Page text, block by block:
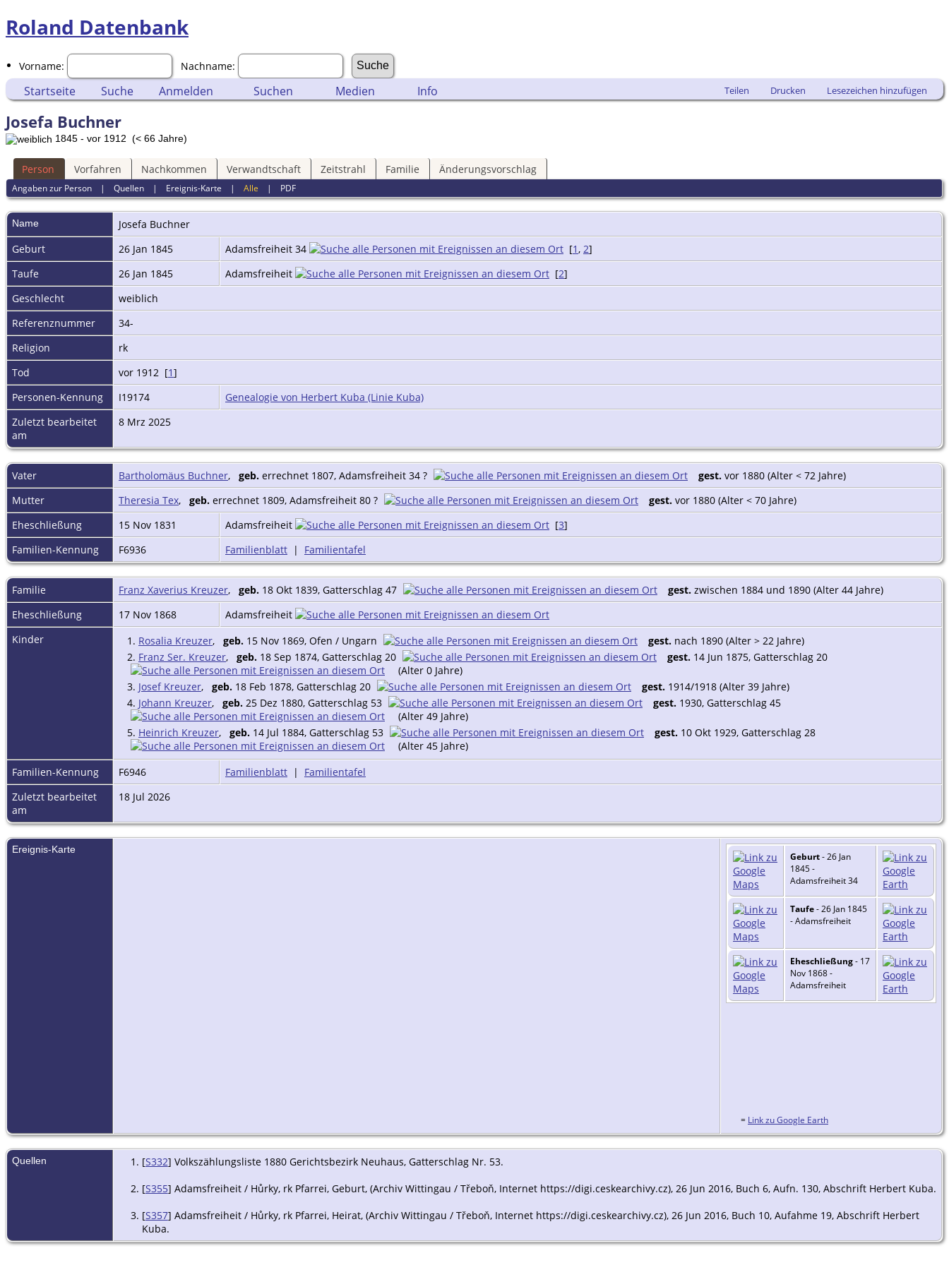
Roland Datenbank
Vorname: Nachname:
Startseite Suche Anmelden Suchen Medien Info Teilen Drucken Lesezeichen hinzufügen
Josefa Buchner
1845 - vor 1912 (< 66 Jahre)
Person Vorfahren Nachkommen Verwandtschaft Zeitstrahl Familie Änderungsvorschlag
Angaben zur Person |Quellen | Ereignis-Karte |Alle | PDF
Name Josefa Buchner
Geburt
26 Jan 1845 Adamsfreiheit 34 [1, 2]
Taufe
26 Jan 1845 Adamsfreiheit [2]
Geschlecht
weiblich
Referenznummer
34-
Religion
rk
Tod
vor 1912 [1]
Personen-Kennung
I19174
Genealogie von Herbert Kuba (Linie Kuba)
Zuletzt bearbeitet
am
8 Mrz 2025
Vater Bartholomäus Buchner, geb. errechnet 1807, Adamsfreiheit 34 ? gest. vor 1880 (Alter < 72 Jahre)
Mutter
Theresia Tex, geb. errechnet 1809, Adamsfreiheit 80 ? gest. vor 1880 (Alter < 70 Jahre)
Eheschließung
15 Nov 1831 Adamsfreiheit [3]
Familien-Kennung
F6936 Familienblatt | Familientafel
Familie Franz Xaverius Kreuzer, geb. 18 Okt 1839, Gatterschlag 47 gest. zwischen 1884 und 1890 (Alter 44 Jahre)
Eheschließung
17 Nov 1868
Adamsfreiheit
Kinder
1. Rosalia Kreuzer, geb. 15 Nov 1869, Ofen / Ungarn gest. nach 1890 (Alter > 22 Jahre)
2. Franz Ser. Kreuzer, geb. 18 Sep 1874, Gatterschlag 20 gest. 14 Jun 1875, Gatterschlag 20
(Alter 0 Jahre)
3. Josef Kreuzer, geb. 18 Feb 1878, Gatterschlag 20 gest. 1914/1918 (Alter 39 Jahre)
4. Johann Kreuzer, geb. 25 Dez 1880, Gatterschlag 53 gest. 1930, Gatterschlag 45
(Alter 49 Jahre)
5. Heinrich Kreuzer, geb. 14 Jul 1884, Gatterschlag 53 gest. 10 Okt 1929, Gatterschlag 28
(Alter 45 Jahre)
Familien-Kennung
F6946 Familienblatt | Familientafel
Zuletzt bearbeitet
am
18 Jul 2026
Ereignis-Karte
Geburt- 26 Jan
1845 -
Adamsfreiheit 34
Taufe- 26 Jan 1845
- Adamsfreiheit
Eheschließung- 17
Nov 1868 -
Adamsfreiheit
= Link zu Google Earth
Quellen [S332] Volkszählungsliste 1880 Gerichtsbezirk Neuhaus, Gatterschlag Nr. 53.
[S355] Adamsfreiheit / Hůrky, rk Pfarrei, Geburt, (Archiv Wittingau / Třeboň, Internet https://digi.ceskearchivy.cz), 26 Jun 2016, Buch 6, Aufn. 130, Abschrift Herbert Kuba.
[S357] Adamsfreiheit / Hůrky, rk Pfarrei, Heirat, (Archiv Wittingau / Třeboň, Internet https://digi.ceskearchivy.cz), 26 Jun 2016, Buch 10, Aufahme 19, Abschrift Herbert
Kuba.